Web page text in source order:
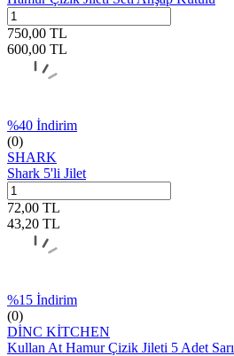
750,00 TL
600,00 TL
%40 İndirim
(0)
SHARK
Shark 5'li Jilet
72,00 TL
43,20 TL
%15 İndirim
(0)
DİNC KİTCHEN
Kullan At Hamur Çizik Jileti 5 Adet Sarı